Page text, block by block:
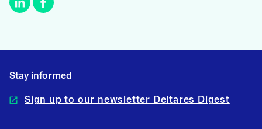
Stay informed
Sign up to our newsletter Deltares Digest